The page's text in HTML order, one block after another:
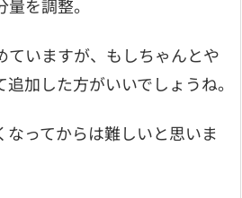
を調整。
ていますが、もしちゃんとや
加した方がいいでしょうね。
なってからは難しいと思いま